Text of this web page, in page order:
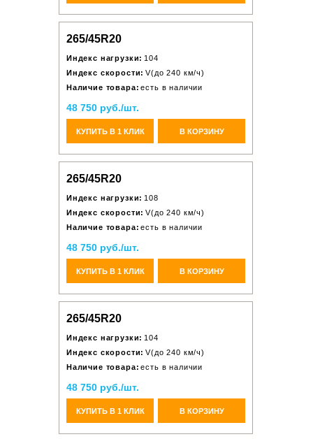
265/45R20
Индекс нагрузки: 104
Индекс скорости: V(до 240 км/ч)
Наличие товара: есть в наличии
48 750 руб./шт.
КУПИТЬ В 1 КЛИК В КОРЗИНУ
265/45R20
Индекс нагрузки: 108
Индекс скорости: V(до 240 км/ч)
Наличие товара: есть в наличии
48 750 руб./шт.
КУПИТЬ В 1 КЛИК В КОРЗИНУ
265/45R20
Индекс нагрузки: 104
Индекс скорости: V(до 240 км/ч)
Наличие товара: есть в наличии
48 750 руб./шт.
КУПИТЬ В 1 КЛИК В КОРЗИНУ